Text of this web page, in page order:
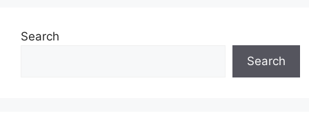
Search
Search